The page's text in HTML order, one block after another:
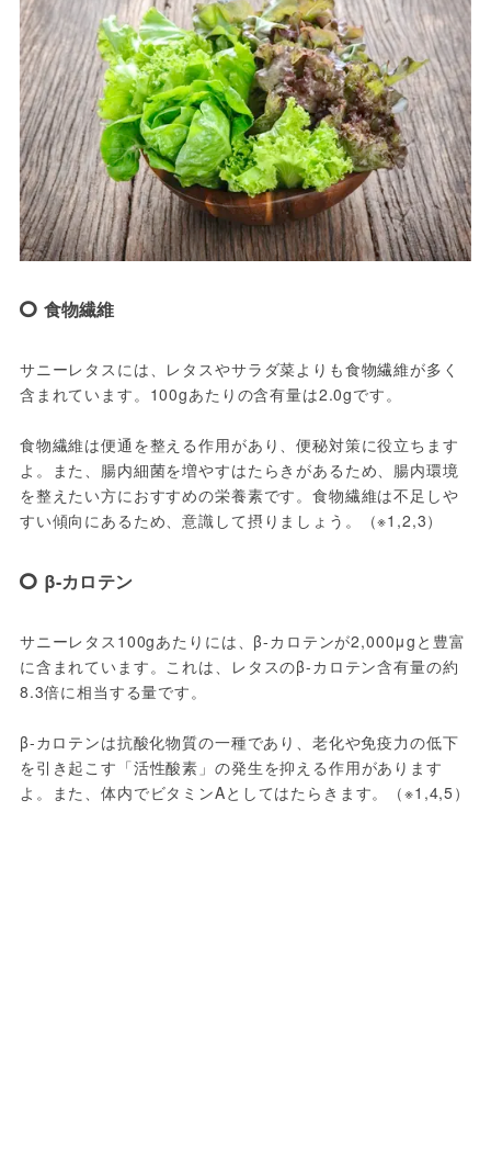
食物繊維
サニーレタスには、レタスやサラダ菜よりも食物繊維が多く
含まれています。100gあたりの含有量は2.0gです。
食物繊維は便通を整える作用があり、便秘対策に役立ちます
よ。また、腸内細菌を増やすはたらきがあるため、腸内環境
を整えたい方におすすめの栄養素です。食物繊維は不足しや
すい傾向にあるため、意識して摂りましょう。（※1,2,3）
β-カロテン
サニーレタス100gあたりには、β-カロテンが2,000μgと豊富
に含まれています。これは、レタスのβ-カロテン含有量の約
8.3倍に相当する量です。
β-カロテンは抗酸化物質の一種であり、老化や免疫力の低下
を引き起こす「活性酸素」の発生を抑える作用があります
よ。また、体内でビタミンAとしてはたらきます。（※1,4,5）